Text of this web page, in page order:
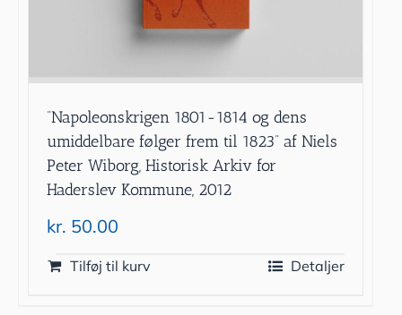
”Napoleonskrigen 1801-1814 og dens
umiddelbare følger frem til 1823” af Niels
Peter Wiborg, Historisk Arkiv for
Haderslev Kommune, 2012
kr. 50.00
Tilføj til kurv Detaljer